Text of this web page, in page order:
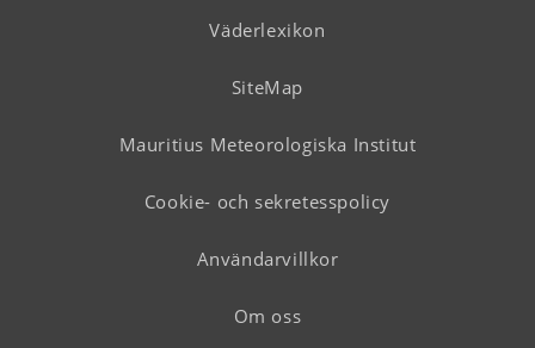
Väderlexikon
SiteMap
Mauritius Meteorologiska Institut
Cookie- och sekretesspolicy
Användarvillkor
Om oss